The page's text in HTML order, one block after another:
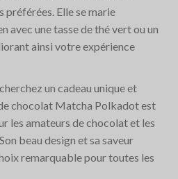
préférées. Elle se marie
avec une tasse de thé vert ou un
ainsi votre expérience
un cadeau unique et
chocolat Matcha Polkadot est
les amateurs de chocolat et les
beau design et sa saveur
remarquable pour toutes les